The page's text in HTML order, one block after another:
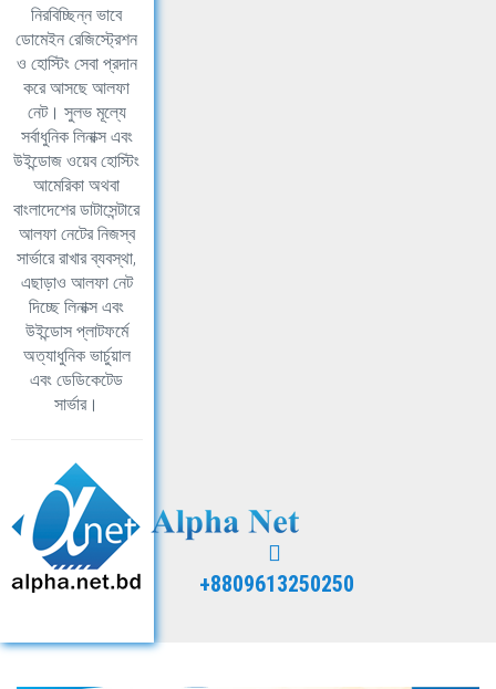
নিরবিচ্ছিন্ন ভাবে
ডোমেইন রেজিস্ট্রেশন
ও হোস্টিং সেবা প্রদান
করে আসছে আলফা
নেট। সুলভ মূল্যে
সর্বাধুনিক লিনাক্স এবং
উইন্ডোজ ওয়েব হোস্টিং
আমেরিকা অথবা
বাংলাদেশের ডাটাসেন্টারে
আলফা নেটের নিজস্ব
সার্ভারে রাখার ব্যবস্থা,
এছাড়াও আলফা নেট
দিচ্ছে লিনাক্স এবং
উইন্ডোস প্লাটফর্মে
অত্যাধুনিক ভার্চুয়াল
এবং ডেডিকেটেড
সার্ভার।
+8809613250250